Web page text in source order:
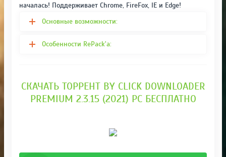
началась! Поддерживает Chrome, FireFox, IE и Edge!
Основные возможности:
Особенности RePack'a:
СКАЧАТЬ ТОРРЕНТ BY CLICK DOWNLOADER
PREMIUM 2.3.15 (2021) PC БЕСПЛАТНО